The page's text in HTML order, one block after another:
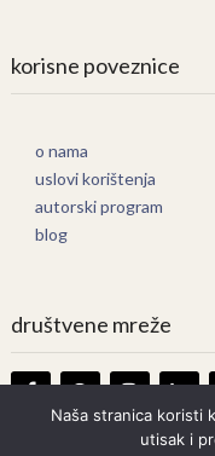
korisne poveznice
o nama
uslovi korištenja
autorski program
blog
društvene mreže
Naša stranica koristi
utisak i